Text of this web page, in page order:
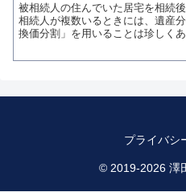
被相続人の住んでいた居宅を相続
相続人が複数いるときには、遺産
換価分割」を用いることは珍しく
住んでいた居宅を相続後すぐに売
「...
プライバシ
© 2019-2026 澤